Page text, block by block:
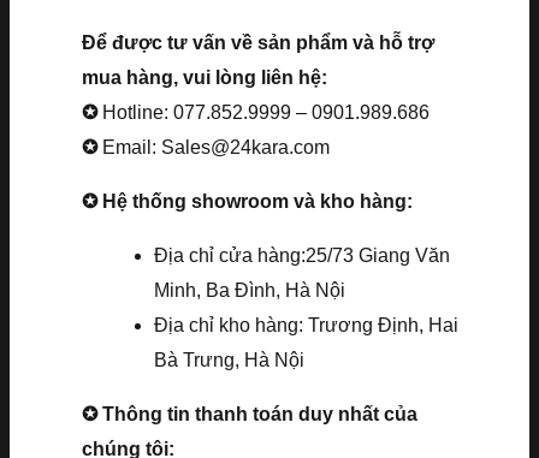
Để được tư vấn về sản phẩm và hỗ trợ
mua hàng, vui lòng liên hệ:
✪ Hotline: 077.852.9999 – 0901.989.686
✪ Email: Sales@24kara.com
✪ Hệ thống showroom và kho hàng:
Địa chỉ cửa hàng:25/73 Giang Văn
Minh, Ba Đình, Hà Nội
Địa chỉ kho hàng: Trương Định, Hai
Bà Trưng, Hà Nội
✪ Thông tin thanh toán duy nhất của
chúng tôi: